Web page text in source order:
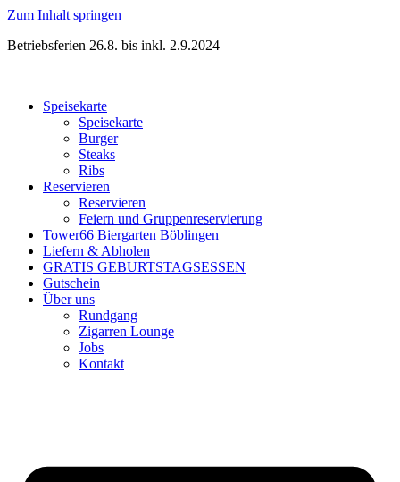
Zum Inhalt springen
Betriebsferien 26.8. bis inkl. 2.9.2024
Speisekarte
Speisekarte
Burger
Steaks
Ribs
Reservieren
Reservieren
Feiern und Gruppenreservierung
Tower66 Biergarten Böblingen
Liefern & Abholen
GRATIS GEBURTSTAGSESSEN
Gutschein
Über uns
Rundgang
Zigarren Lounge
Jobs
Kontakt